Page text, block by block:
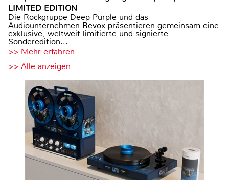
LIMITED EDITION
Die Rockgruppe Deep Purple und das
Audiounternehmen Revox präsentieren gemeinsam eine
exklusive, weltweit limitierte und signierte
Sonderedition...
>> Mehr erfahren
>> Alle anzeigen